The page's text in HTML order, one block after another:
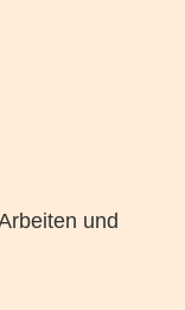
und